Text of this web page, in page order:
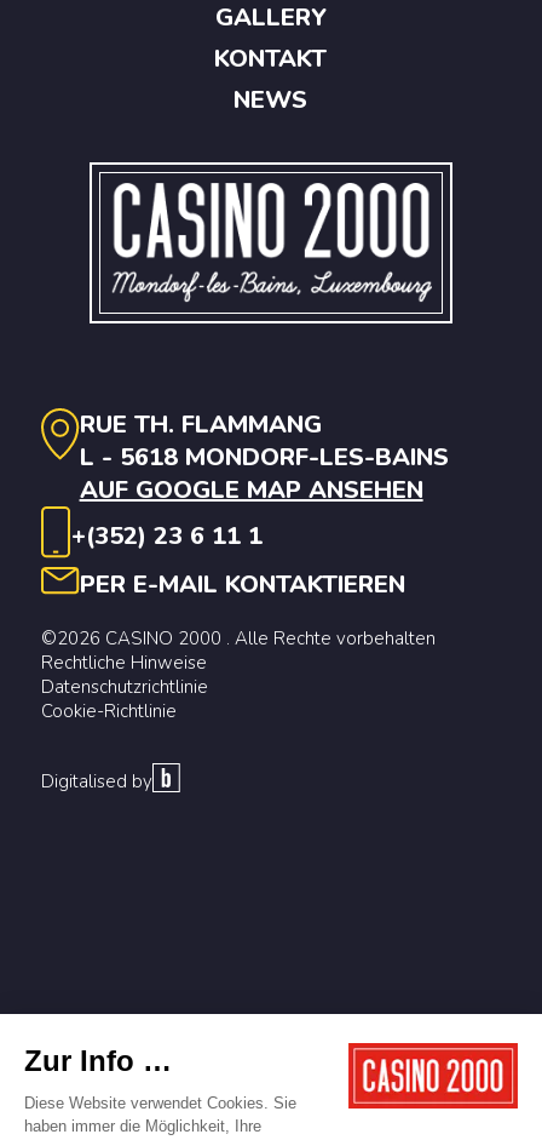
RUE TH. FLAMMANG
L - 5618 MONDORF-LES-BAINS
AUF GOOGLE MAP ANSEHEN
+(352) 23 6 11 1
PER E-MAIL KONTAKTIEREN
©2026 CASINO 2000 . Alle Rechte vorbehalten
Rechtliche Hinweise
Datenschutzrichtlinie
Cookie-Richtlinie
Digitalised by
GALLERY
KONTAKT
NEWS